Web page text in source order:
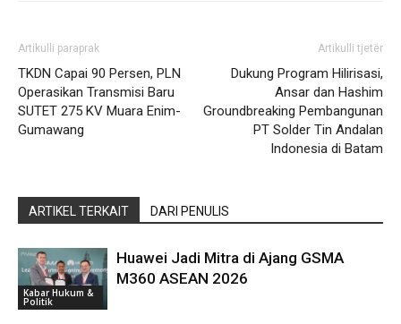
Artikulli paraprak
TKDN Capai 90 Persen, PLN
Operasikan Transmisi Baru
SUTET 275 KV Muara Enim-
Gumawang
Artikulli tjetër
Dukung Program Hilirisasi,
Ansar dan Hashim
Groundbreaking Pembangunan
PT Solder Tin Andalan
Indonesia di Batam
ARTIKEL TERKAIT DARI PENULIS
Kabar Hukum &
Politik
Huawei Jadi Mitra di Ajang GSMA
M360 ASEAN 2026